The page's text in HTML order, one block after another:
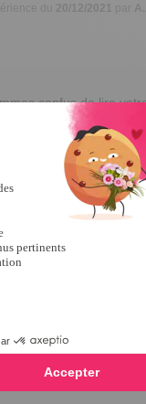
20/12/2021 par
confus de lire
à notre service
du20/12/2021
partager votre